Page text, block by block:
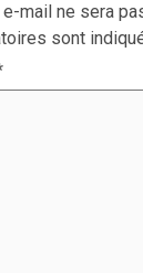
mail ne sera
sont